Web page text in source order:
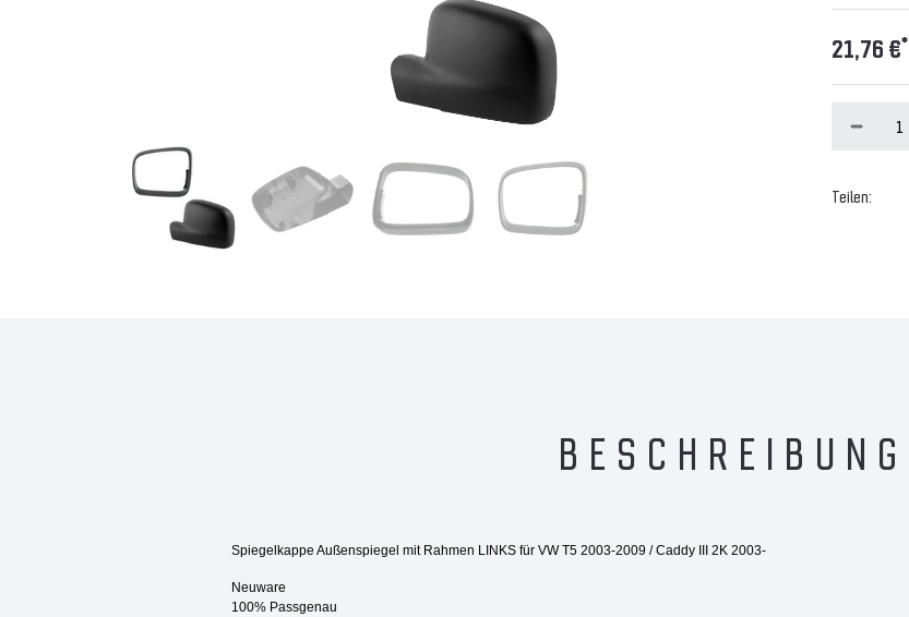
21,76 €*
Teilen:
BESCHREIBUNG
Spiegelkappe Außenspiegel mit Rahmen LINKS für VW T5 2003-2009 / Caddy III 2K 2003-
Neuware
100% Passgenau